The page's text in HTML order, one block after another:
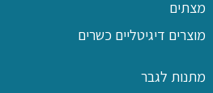
מצתים
מוצרים דיגיטליים כשרים
מתנות לגבר